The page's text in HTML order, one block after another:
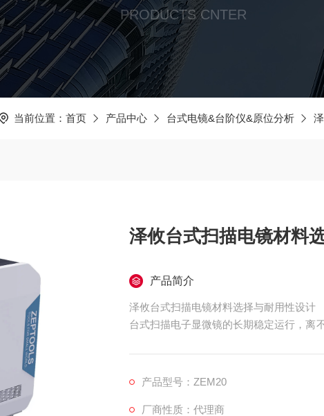
PRODUCTS CNTER
当前位置： 首页 产品中心 台式电镜&台阶仪&原位分析
泽攸台式扫描电镜材料
产品简介
泽攸台式扫描电镜材料选择与耐用性设计
台式扫描电子显微镜的长期稳定运行，离
产品型号：ZEM20
厂商性质：代理商